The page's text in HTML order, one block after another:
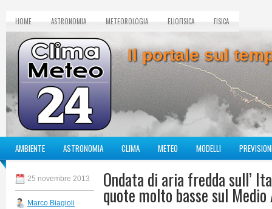
HOME ASTRONOMIA METEOROLOGIA ELIOFISICA FISICA
Il portale sul
AMBIENTE ASTRONOMIA CLIMA METEO MODELLI
25 novembre 2013
Marco Biagioli
Ondata di aria fredda sull’
quote molto basse sul